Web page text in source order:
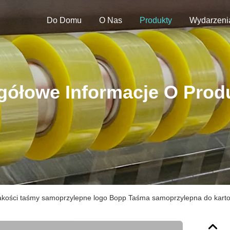
Do Domu O Nas Produkty
Informacje O
taśmy samoprzylepne logo Bopp Taśma samoprzylepna do